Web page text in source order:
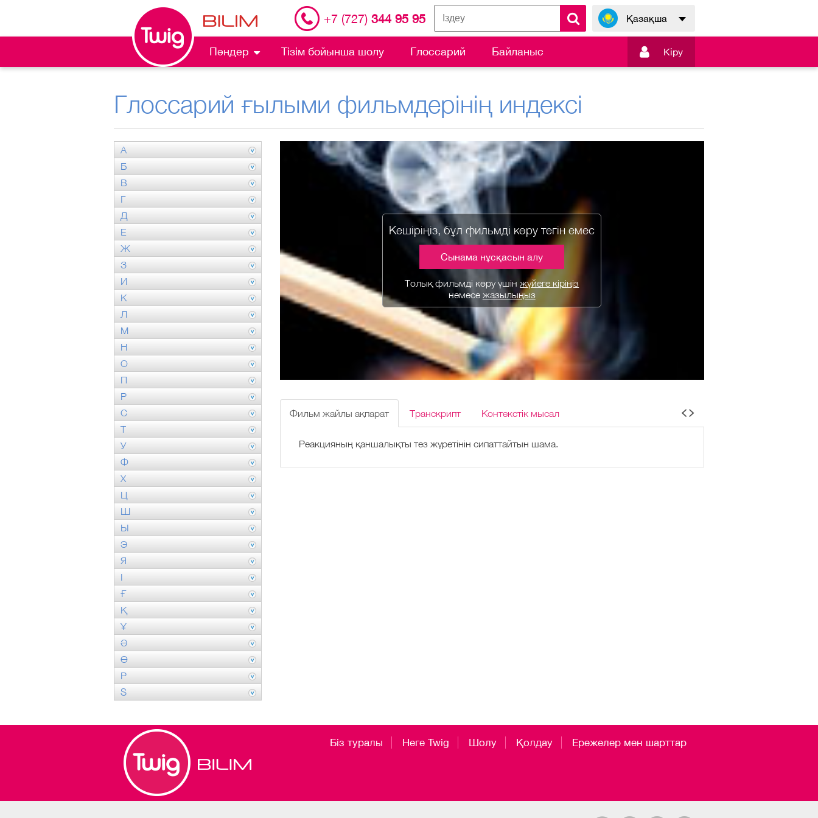
+7 (727) 344 95 95 Қазақша
Пәндер Тізім бойынша шолу Глоссарий Байланыс  Кiру
Глоссарий ғылыми фильмдерінің индексі
А
Б
В
Г
Д
Е
Ж
З
И
К
Л
М
Н
О
П
Р
С
Т
У
Ф
Х
Ц
Ш
Ы
Э
Я
І
Ғ
Қ
Ұ
Ә
Ө
P
S
Кешіріңіз, бұл фильмді көру тегін емес
Сынама нұсқасын алу
Толық фильмді көру үшінжүйеге кіріңіз
немесе жазылыңыз
Фильм жайлы ақпарат Транскрипт Контекстік мысал
Реакцияның қаншалықты тез жүретінін сипаттайтын шама.
Біз туралы Неге Twig Шолу Қолдау Ережелер мен шарттар